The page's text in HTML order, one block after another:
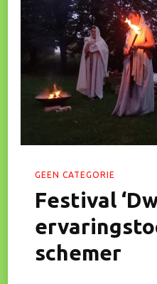
GEEN CATEGORIE
Festival
schemer